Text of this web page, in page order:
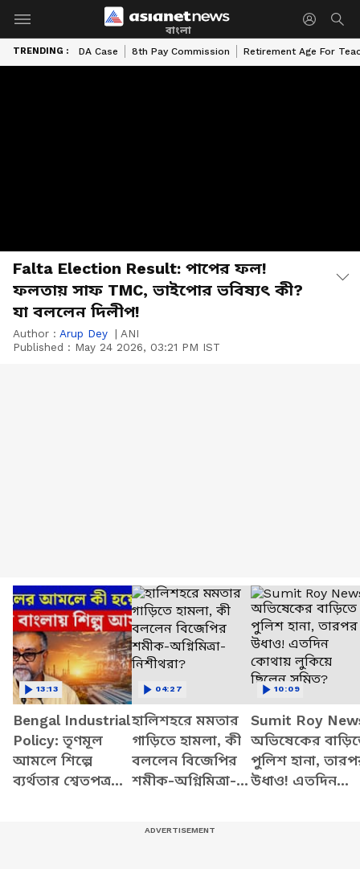
বাংলা
TRENDING : DA Case 8th Pay Commission Retirement Age For
Falta Election Result: পাপের ফল!
ফলতায় সাফ TMC, ভাইপোর ভবিষ্যৎ কী?
যা বললেন দিলীপ!
Author : Arup Dey | ANI
Published : May 24 2026, 03:21 PM IST
Bengal Industrial
Policy: তৃণমূল
আমলে শিল্পে
ব্যর্থতার শ্বেতপত্র
13:13
হালিশহরে মমতার
গাড়িতে হামলা, কী
বললেন বিজেপির
শমীক-অগ্নিমিত্রা-
04:27
Sumit Roy
অভিষেকের
পুলিশ হানা,
উধাও! এতদিন
10:09